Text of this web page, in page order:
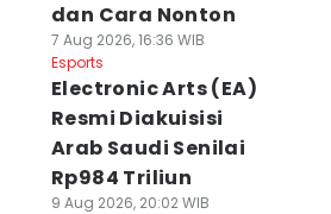
dan Cara Nonton
7 Aug 2026, 16:36 WIB
Esports
Electronic Arts (EA)
Resmi Diakuisisi
Arab Saudi Senilai
Rp984 Triliun
9 Aug 2026, 20:02 WIB